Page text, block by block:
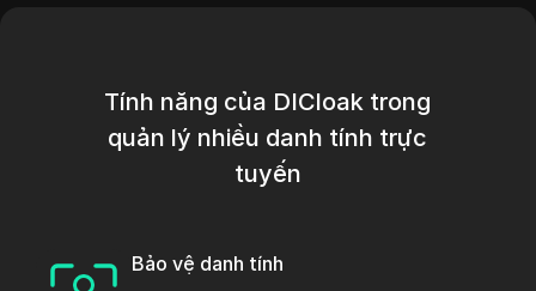
Tính năng của DICloak trong
quản lý nhiều danh tính trực
tuyến
Bảo vệ danh tính